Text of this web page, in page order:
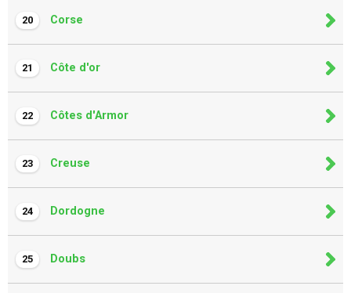
20 Corse
21 Côte d'or
22 Côtes d'Armor
23 Creuse
24 Dordogne
25 Doubs